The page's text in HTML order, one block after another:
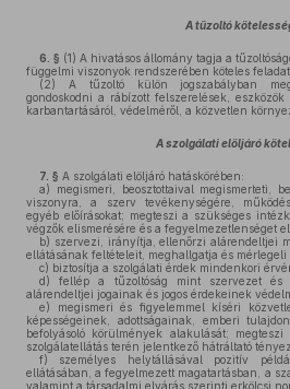
A tűzoltó
6. § (1) A hivatásos állomány tagja a
függelmi viszonyok rendszerében köteles
(2) A tűzoltó külön jogszabályban
gondoskodni a rábízott felszerelések, eszközök
karbantartásáról, védelméről, a közvetlen
A szolgálati elöljáró
7. § A szolgálati elöljáró hatáskörében:
a) megismeri, beosztottaival megismerteti,
viszonyra, a szerv tevékenységére,
egyéb előírásokat; megteszi a szükséges
végzők elismerésére és a fegyelmezetlenséget
b) szervezi, irányítja, ellenőrzi alárendeltjei
ellátásának feltételeit, meghallgatja és mérlegeli
c) biztosítja a szolgálati érdek mindenkori
d) fellép a tűzoltóság mint szervezet és
alárendeltjei jogainak és jogos érdekeinek
e) megismeri és figyelemmel kíséri
képességeinek, adottságainak, emberi
befolyásoló körülmények alakulását;
szolgálatellátás terén jelentkező hátráltató
f) személyes helytállásával pozitív
ellátásában, a fegyelmezett magatartásban, a
valamint a társadalmi elvárás szerinti erkölcsi